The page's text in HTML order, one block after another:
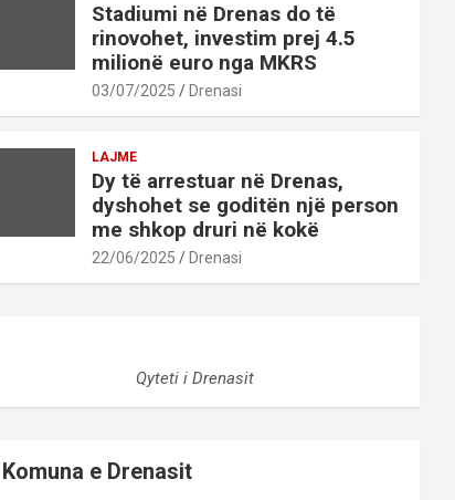
Stadiumi në Drenas do të
rinovohet, investim prej 4.5
milionë euro nga MKRS
03/07/2025 Drenasi
LAJME
Dy të arrestuar në Drenas,
dyshohet se goditën një person
me shkop druri në kokë
22/06/2025 Drenasi
Qyteti i Drenasit
Komuna e Drenasit